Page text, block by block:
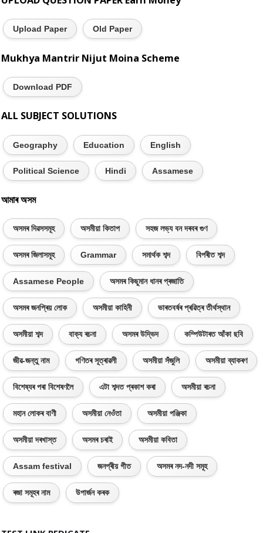
Upload Paper Old Paper
Mukhya Mantrir Nijut Moina Scheme
Download PDF
ALL SUBJECT SOLUTIONS
Geography Education English
Political Science Hindi Assamese
আমাৰ অসম
অসমৰ দিৱসসমূহ অসমীয়া কিতাপ সহজ লভ্য বন দৰবৰ গুণ
অসমৰ জিলাসমূহ Grammar সমাৰ্থক শব্দ বিপৰীত শব্দ
Assamese People অসমৰ কিছুমান ধানৰ প্ৰজাতি
অসমৰ জনপ্ৰিয় লোক অসমীয়া কাহিনী ভাৰতবৰ্ষৰ প্ৰৱিত্ৰ তীৰ্থস্থান
অসমীয়া শব্দ বাক্য ৰচনা অসমৰ উদ্ভিদ কম্পিউটাৰত আঁকা ছবি
জীৱ-জন্তু নাম গণিতৰ সূত্ৰাৱলী অসমীয়া সঁজুলি অসমীয়া ব্যাকৰণ
বিশেষ্যৰ পৰা বিশেষণলৈ এটা শব্দত প্ৰকাশ কৰা অসমীয়া ৰচনা
মহান লোকৰ বাণী অসমীয়া নেওঁতা অসমীয়া পঞ্জিকা
অসমীয়া দৰখাস্ত অসমৰ চৰাই অসমীয়া কবিতা
Assam festival জনপ্ৰীয় গীত অসমৰ নদ-নদী সমূহ
ৰজা সমূহৰ নাম উপাৰ্জন কৰক